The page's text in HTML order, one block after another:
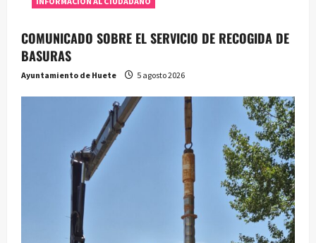
COMUNICADO SOBRE EL SERVICIO DE RECOGIDA DE
BASURAS
Ayuntamiento de Huete 5 agosto 2026